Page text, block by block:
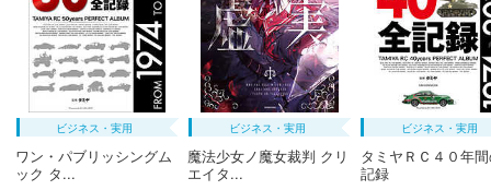
ビジネス・実用
ワン・パブリッシングム
ック タ...
ビジネス・実用
魔法少女ノ魔女裁判 クリ
エイタ...
ビジネス・実用
タミヤＲＣ４０年
記録